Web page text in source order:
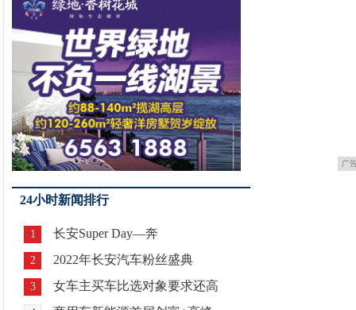
广
24小时新闻排行
1 长安Super Day—奔
2 2022年长安汽车粉丝盛典
3 女车主买车比选对象要求还高